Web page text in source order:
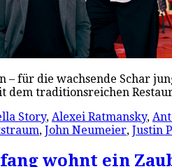
– für die wachsende Schar
traditionsreichen
Story, Alexei Ratmansky,
, John Neumeier, Justin
wohnt ein